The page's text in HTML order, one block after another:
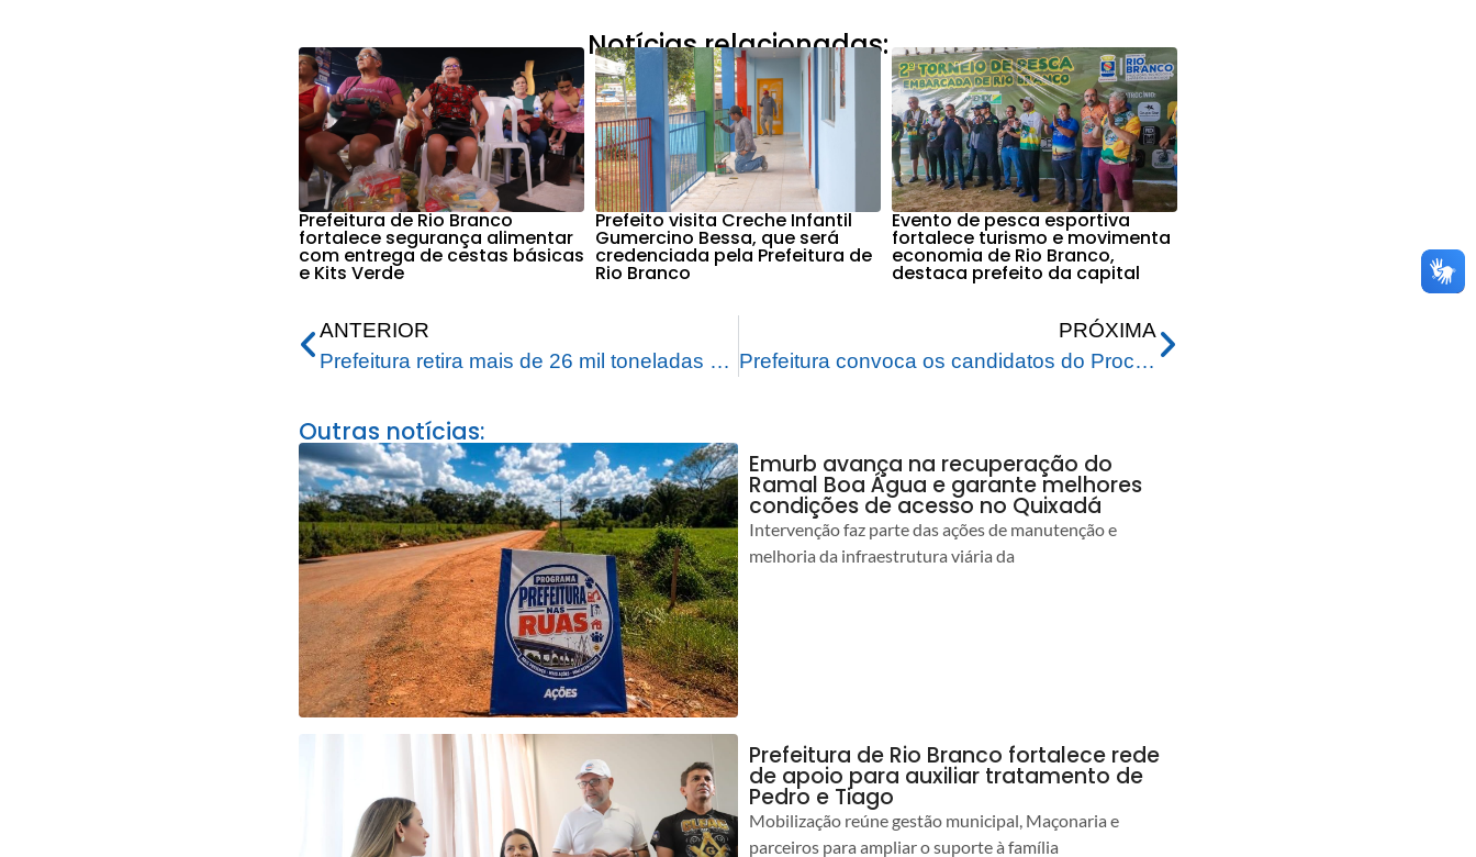
Notícias relacionadas:
Prefeitura de Rio Branco
fortalece segurança alimentar
com entrega de cestas básicas
e Kits Verde
Prefeito visita Creche Infantil
Gumercino Bessa, que será
credenciada pela Prefeitura de
Rio Branco
Evento de pesca esportiva
fortalece turismo e movimenta
economia de Rio Branco,
destaca prefeito da capital
ANTERIOR
Prefeitura retira mais de 26 mil toneladas de entulhos com operação “Cidade Limpa, Povo Desenvolvido”
PRÓXIMA
Prefeitura convoca os candidatos do Processo Seletivo Simplificado da SASDH
Outras notícias:
Emurb avança na recuperação do
Ramal Boa Água e garante melhores
condições de acesso no Quixadá
Intervenção faz parte das ações de manutenção e
melhoria da infraestrutura viária da
Prefeitura de Rio Branco fortalece rede
de apoio para auxiliar tratamento de
Pedro e Tiago
Mobilização reúne gestão municipal, Maçonaria e
parceiros para ampliar o suporte à família